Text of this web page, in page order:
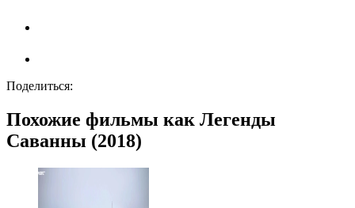
Поделиться:
Похожие фильмы как Легенды
Саванны (2018)